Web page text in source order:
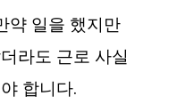
약 일을 했지만
라도 근로 사실
합니다.